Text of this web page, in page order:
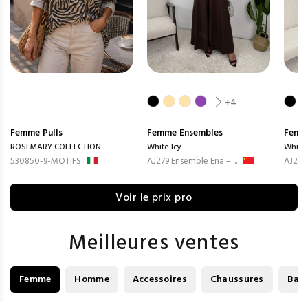
Femme Pulls
ROSEMARY COLLECTION
530850-9-MOTIFS
+4
Femme Ensembles
White Icy
AJ279 Ensemble Ena – ...
White
Voir le prix pro
Meilleures ventes
Femme Homme Accessoires Chaussures